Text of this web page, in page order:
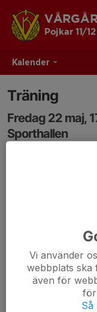
Kalender
Pojkar 11/
Träning
Fredag 22 maj,
Sporthallen
Vi använder
webbplats ska
även för
Så